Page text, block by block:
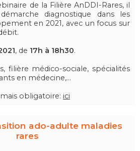
de la Filière AnDDI-Rares, il
diagnostique dans les
en 2021, avec un focus sur
, de 17h à 18h30.
filière médico-sociale, spécialités
en médecine,...
obligatoire: ici
ado-adulte maladies
rares